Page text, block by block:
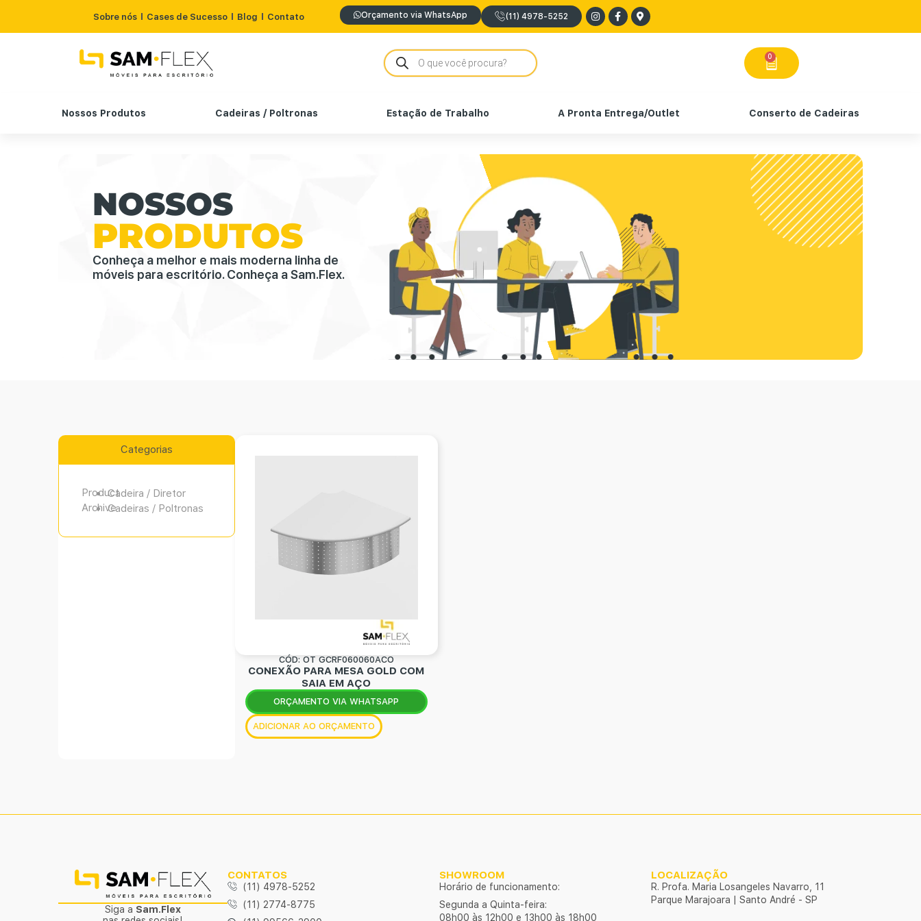
Sobre nós Cases de Sucesso Blog Contato Orçamento via WhatsApp (11) 4978-5252
0
Nossos Produtos Cadeiras / Poltronas Estação de Trabalho A Pronta Entrega/Outlet Conserto de Cadeiras
NOSSOS
PRODUTOS
Conheça a melhor e mais moderna linha de
móveis para escritório. Conheça a Sam.Flex.
Categorias
Product
Archive
Cadeira / Diretor
Cadeiras / Poltronas
CÓD: OT GCRF060060ACO
CONEXÃO PARA MESA GOLD COM
SAIA EM AÇO
ORÇAMENTO VIA WHATSAPP
ADICIONAR AO ORÇAMENTO
Siga a Sam.Flex
CONTATOS
(11) 4978-5252
(11) 2774-8775
SHOWROOM
Horário de funcionamento:
Segunda a Quinta-feira:
08h00 às 12h00 e 13h00 às 18h00
LOCALIZAÇÃO
R. Profa. Maria Losangeles Navarro, 11
Parque Marajoara | Santo André - SP